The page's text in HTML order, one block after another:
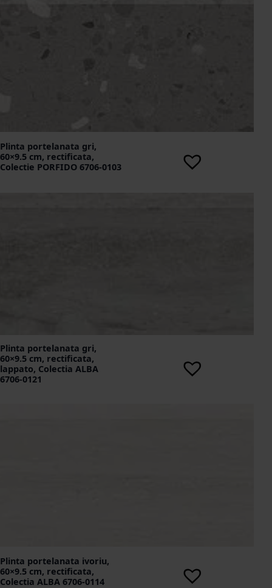
Plinta portelanata gri,
60×9.5 cm, rectificata,
Colectie PORFIDO 6706-0103
Plinta portelanata gri,
60×9.5 cm, rectificata,
lappato, Colectia ALBA
6706-0121
Plinta portelanata ivoriu,
60×9.5 cm, rectificata,
Colectia ALBA 6706-0114